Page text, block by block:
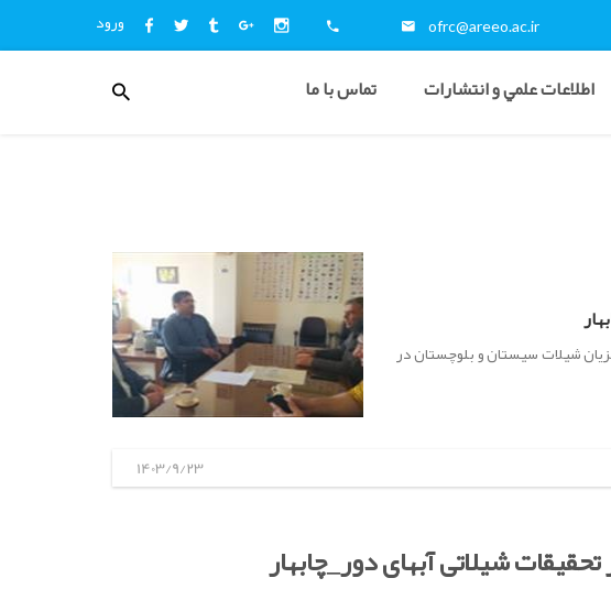
ورود ofrc@areeo.ac.ir
منوی
کاربری
اطلاعات علمي و انتشارات تماس با ما
شیلات سیستان و بلوچستان در
1403/9/23
شیلاتی آبهای دور_چابهار